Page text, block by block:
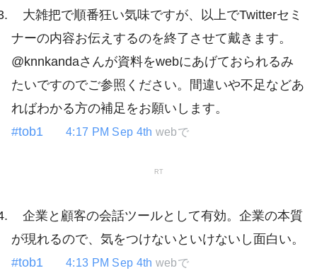
大雑把で順番狂い気味ですが、以上でTwitterセミ
ナーの内容お伝えするのを終了させて戴きます。
@knnkandaさんが資料をwebにあげておられるみ
たいですのでご参照ください。間違いや不足などあ
ればわかる方の補足をお願いします。
#tob1
4:17 PM Sep 4th webで
RT
企業と顧客の会話ツールとして有効。企業の本質
が現れるので、気をつけないといけないし面白い。
#tob1
4:13 PM Sep 4th webで